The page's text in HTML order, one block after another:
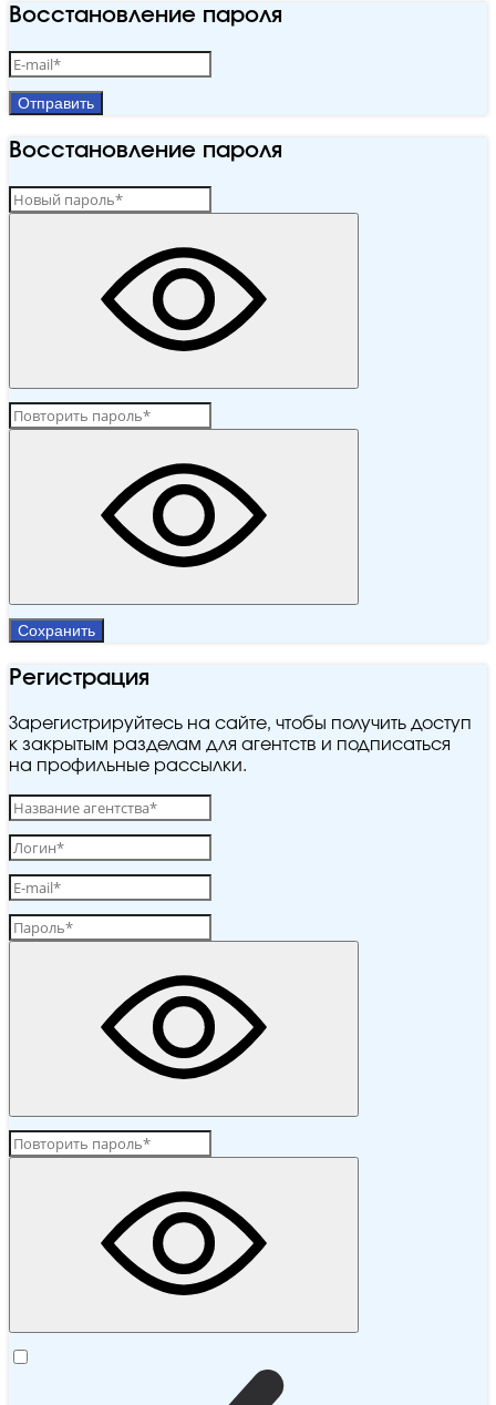
Восстановление пароля
Отправить
Восстановление пароля
Сохранить
Регистрация
Зарегистрируйтесь на сайте, чтобы получить доступ
к закрытым разделам для агентств и подписаться
на профильные рассылки.